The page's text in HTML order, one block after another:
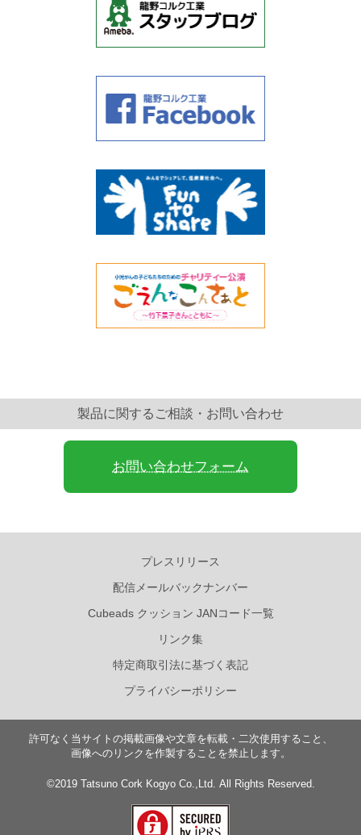
製品に関するご相談・お問い合わせ
お問い合わせフォーム
プレスリリース
配信メールバックナンバー
Cubeads クッション JANコード一覧
リンク集
特定商取引法に基づく表記
プライバシーポリシー
許可なく当サイトの掲載画像や文章を転載・二次使用すること、
画像へのリンクを作製することを禁止します。
©2019 Tatsuno Cork Kogyo Co.,Ltd. All Rights Reserved.